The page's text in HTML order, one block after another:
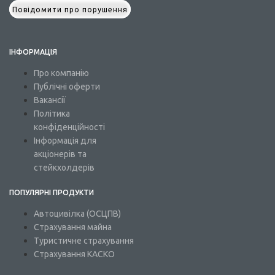
Повідомити про порушення
ІНФОРМАЦІЯ
Про компанію
Публічні оферти
Вакансії
Політика
конфіденційності
Інформація для
акціонерів та
стейкхолдерів
ПОПУЛЯРНІ ПРОДУКТИ
Автоцивілка (ОСЦПВ)
Страхування майна
Туристичне страхування
Страхування КАСКО